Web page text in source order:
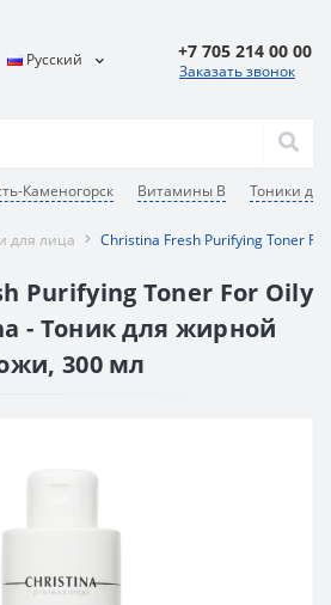
Каменогорск Витамины В Тоники
Русский +7 705 214 00 00
Заказать звонок
для лица Christina Fresh Purifying Toner
Purifying Toner For Oily
- Тоник для жирной
300 мл